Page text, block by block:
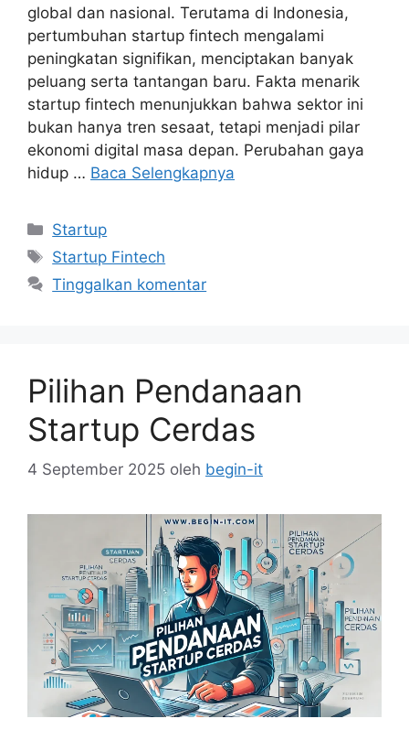
global dan nasional. Terutama di Indonesia,
pertumbuhan startup fintech mengalami
peningkatan signifikan, menciptakan banyak
peluang serta tantangan baru. Fakta menarik
startup fintech menunjukkan bahwa sektor ini
bukan hanya tren sesaat, tetapi menjadi pilar
ekonomi digital masa depan. Perubahan gaya
hidup … Baca Selengkapnya
Kategori
Startup
Tag
Startup Fintech
Tinggalkan komentar
Pilihan Pendanaan
Startup Cerdas
4 September 2025 oleh begin-it